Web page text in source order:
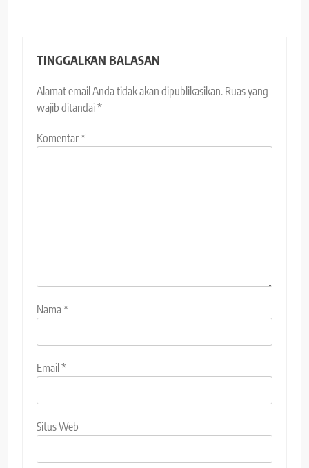
TINGGALKAN BALASAN
Alamat email Anda tidak akan dipublikasikan. Ruas yang
wajib ditandai*
Komentar*
Nama*
Email*
Situs Web